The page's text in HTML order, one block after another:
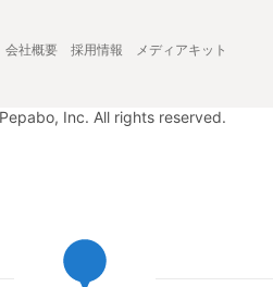
会社概要 採用情報 メディアキット
Inc. All rights reserved.